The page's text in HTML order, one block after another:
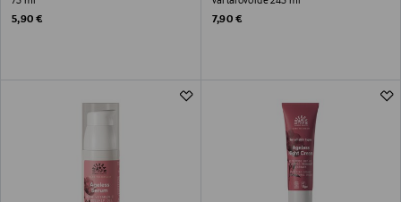
Original Price
5,90 €
Original Price
7,90 €